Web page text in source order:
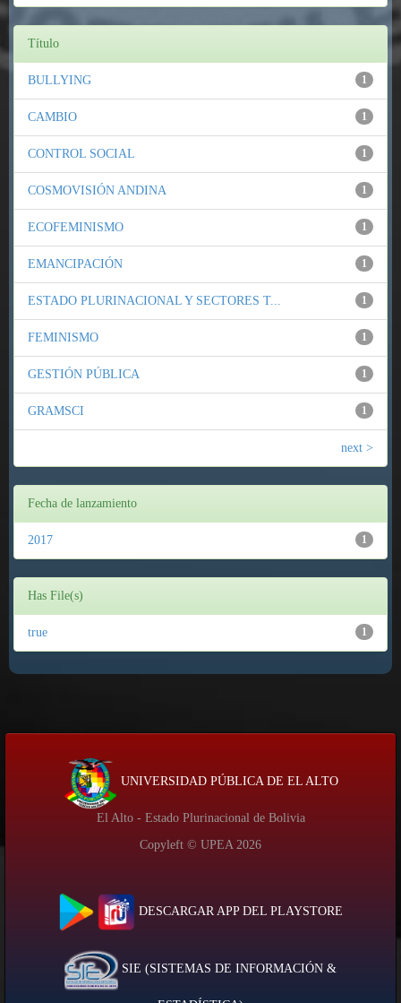
Título
1
BULLYING
1
CAMBIO
1
CONTROL SOCIAL
1
COSMOVISIÓN ANDINA
1
ECOFEMINISMO
1
EMANCIPACIÓN
1
ESTADO PLURINACIONAL Y SECTORES T...
1
FEMINISMO
1
GESTIÓN PÚBLICA
1
GRAMSCI
next >
Fecha de lanzamiento
1
2017
Has File(s)
1
true
UNIVERSIDAD PÚBLICA DE EL ALTO
El Alto - Estado Plurinacional de Bolivia
Copyleft © UPEA 2026
DESCARGAR APP DEL PLAYSTORE
SIE (SISTEMAS DE INFORMACIÓN &